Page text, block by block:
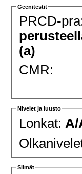
Geenitestit
PRCD-
(a)
CMR:
Nivelet ja luusto
Lonkat: A/
Silmät